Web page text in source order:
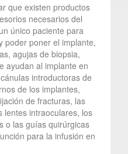
que existen productos
necesarios del
único paciente para
poder poner el implante,
agujas de biopsia,
ayudan al implante en
introductoras de
de los implantes,
de fracturas, las
lentes intraoculares, los
o las guías quirúrgicas
para la infusión en